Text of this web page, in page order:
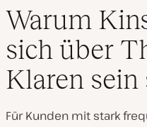
Warum
sich über
Klaren sein
Für Kunden mit stark